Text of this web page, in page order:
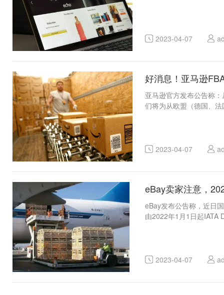
2023-04-07
好消息！亚马逊
亚马逊官方发布公告称
们将为从欧盟（德国、
2023-04-07
eBay卖家注意，
eBay发布公告称，近日
由2022年1月1日起IATA
2023-04-07